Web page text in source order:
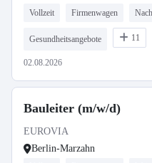
Vollzeit Firmenwagen
Gesundheitsangebote 11
02.08.2026
Bauleiter (m/w/d)
EUROVIA
Berlin-Marzahn